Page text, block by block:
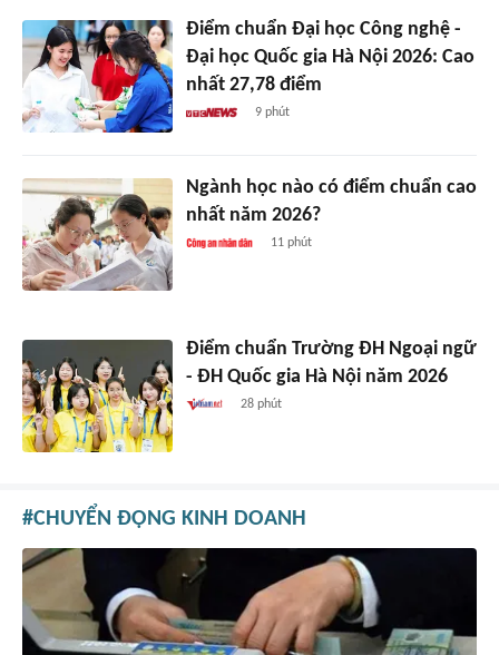
Điểm chuẩn Đại học Công nghệ -
Đại học Quốc gia Hà Nội 2026: Cao
nhất 27,78 điểm
9 phút
Ngành học nào có điểm chuẩn cao
nhất năm 2026?
11 phút
Điểm chuẩn Trường ĐH Ngoại ngữ
- ĐH Quốc gia Hà Nội năm 2026
28 phút
CHUYỂN ĐỘNG KINH DOANH